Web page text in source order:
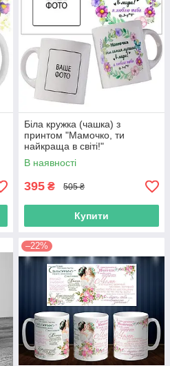
Біла кружка (чашка) з
принтом "Мамочко, ти
найкраща в світі!"
В наявності
395 ₴ 505 ₴
Купити
–22%